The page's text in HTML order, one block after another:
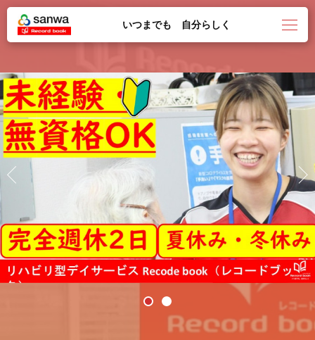
いつまでも 自分らしく